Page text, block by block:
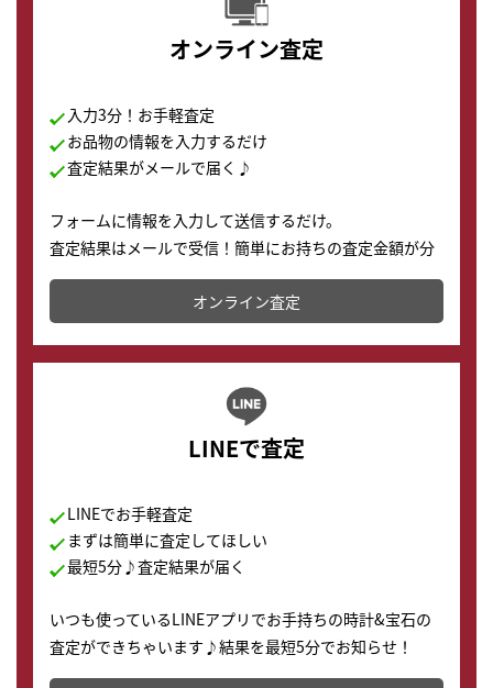
オンライン査定
入力3分！お手軽査定
お品物の情報を入力するだけ
査定結果がメールで届く♪
フォームに情報を入力して送信するだけ。
査定結果はメールで受信！簡単にお持ちの査定金額が分
かります。
オンライン査定
LINEで査定
LINEでお手軽査定
まずは簡単に査定してほしい
最短5分♪査定結果が届く
いつも使っているLINEアプリでお手持ちの時計&宝石の
査定ができちゃいます♪結果を最短5分でお知らせ！
どこからでもすぐに査定金額を知ることが出来ます。